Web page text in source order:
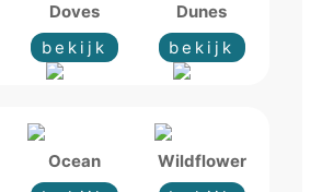
Doves
bekijk
Dunes
bekijk
Ocean
Wildflower